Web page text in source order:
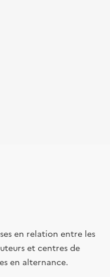
en relation entre les
et centres de
en alternance.